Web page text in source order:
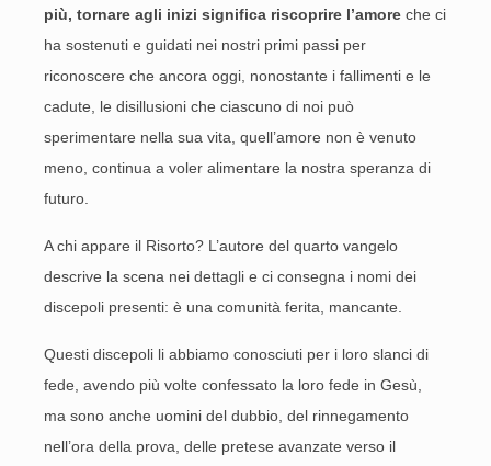
più, tornare agli inizi significa riscoprire l’amore che ci
ha sostenuti e guidati nei nostri primi passi per
riconoscere che ancora oggi, nonostante i fallimenti e le
cadute, le disillusioni che ciascuno di noi può
sperimentare nella sua vita, quell’amore non è venuto
meno, continua a voler alimentare la nostra speranza di
futuro.
A chi appare il Risorto? L’autore del quarto vangelo
descrive la scena nei dettagli e ci consegna i nomi dei
discepoli presenti: è una comunità ferita, mancante.
Questi discepoli li abbiamo conosciuti per i loro slanci di
fede, avendo più volte confessato la loro fede in Gesù,
ma sono anche uomini del dubbio, del rinnegamento
nell’ora della prova, delle pretese avanzate verso il